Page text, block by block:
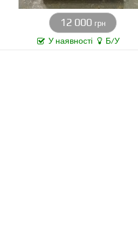
12 000 грн
У наявності Б/У